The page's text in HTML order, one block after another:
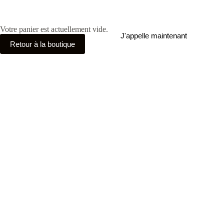
J'appelle maintenant
Votre panier est actuellement vide.
Retour à la boutique